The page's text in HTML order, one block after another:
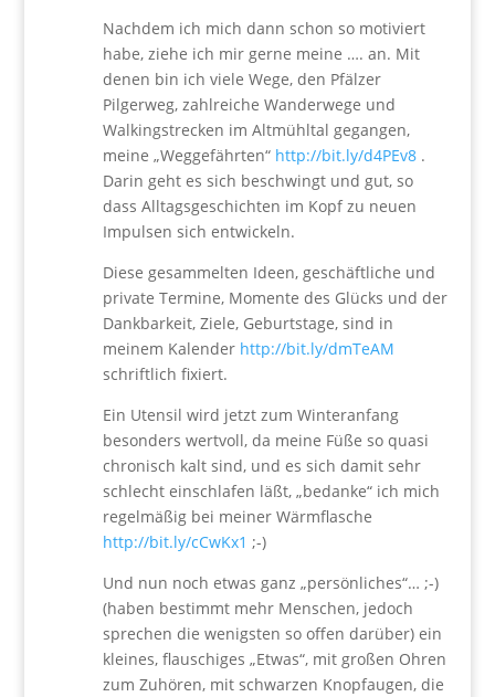
Nachdem ich mich dann schon so motiviert
habe, ziehe ich mir gerne meine …. an. Mit
denen bin ich viele Wege, den Pfälzer
Pilgerweg, zahlreiche Wanderwege und
Walkingstrecken im Altmühltal gegangen,
meine „Weggefährten“ http://bit.ly/d4PEv8.
Darin geht es sich beschwingt und gut, so
dass Alltagsgeschichten im Kopf zu neuen
Impulsen sich entwickeln.
Diese gesammelten Ideen, geschäftliche und
private Termine, Momente des Glücks und der
Dankbarkeit, Ziele, Geburtstage, sind in
meinem Kalender http://bit.ly/dmTeAM
schriftlich fixiert.
Ein Utensil wird jetzt zum Winteranfang
besonders wertvoll, da meine Füße so quasi
chronisch kalt sind, und es sich damit sehr
schlecht einschlafen läßt, „bedanke“ ich mich
regelmäßig bei meiner Wärmflasche
http://bit.ly/cCwKx1 ;-)
Und nun noch etwas ganz „persönliches“… ;-)
(haben bestimmt mehr Menschen, jedoch
sprechen die wenigsten so offen darüber) ein
kleines, flauschiges „Etwas“, mit großen Ohren
zum Zuhören, mit schwarzen Knopfaugen, die